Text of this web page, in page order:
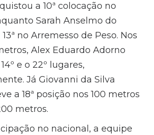
a 10ª colocação no
Sarah Anselmo do
no Arremesso de Peso. Nos
Alex Eduardo Adorno
e o 22º lugares,
Já Giovanni da Silva
a 18ª posição nos 100 metros
metros.
no nacional, a equipe